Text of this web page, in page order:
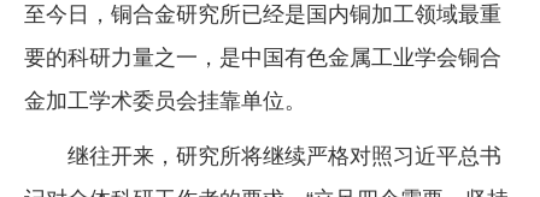
至今日，铜合金研究所已经是国内铜加工领域最重
要的科研力量之一，是中国有色金属工业学会铜合
金加工学术委员会挂靠单位。
继往开来，研究所将继续严格对照习近平总书